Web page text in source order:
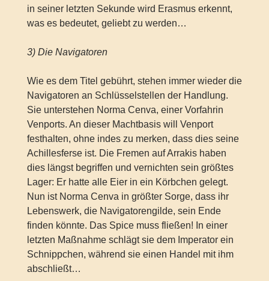
in seiner letzten Sekunde wird Erasmus erkennt,
was es bedeutet, geliebt zu werden…
3) Die Navigatoren
Wie es dem Titel gebührt, stehen immer wieder die
Navigatoren an Schlüsselstellen der Handlung.
Sie unterstehen Norma Cenva, einer Vorfahrin
Venports. An dieser Machtbasis will Venport
festhalten, ohne indes zu merken, dass dies seine
Achillesferse ist. Die Fremen auf Arrakis haben
dies längst begriffen und vernichten sein größtes
Lager: Er hatte alle Eier in ein Körbchen gelegt.
Nun ist Norma Cenva in größter Sorge, dass ihr
Lebenswerk, die Navigatorengilde, sein Ende
finden könnte. Das Spice muss fließen! In einer
letzten Maßnahme schlägt sie dem Imperator ein
Schnippchen, während sie einen Handel mit ihm
abschließt…